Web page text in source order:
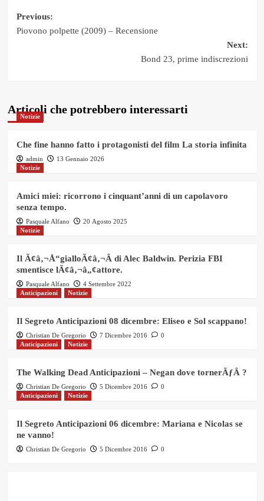
Post
Previous:
Piovono polpette (2009) – Recensione
Next:
Bond 23, prime indiscrezioni
Articoli che potrebbero interessarti
Notizie
Che fine hanno fatto i protagonisti del film La storia infinita
admin
13 Gennaio 2026
Notizie
Amici miei: ricorrono i cinquant’anni di un capolavoro
senza tempo.
Pasquale Alfano
20 Agosto 2025
Notizie
Il Ã¢â‚¬Å“gialloÃ¢â‚¬Â di Alec Baldwin. Perizia FBI
smentisce lÃ¢â‚¬â„¢attore.
Pasquale Alfano
4 Settembre 2022
Anticipazioni
Notizie
Il Segreto Anticipazioni 08 dicembre: Eliseo e Sol scappano!
Christian De Gregorio 7 Dicembre 2016
0
Anticipazioni
Notizie
The Walking Dead Anticipazioni – Negan dove tornerÃƒÂ ?
Christian De Gregorio 5 Dicembre 2016
0
Anticipazioni
Notizie
Il Segreto Anticipazioni 06 dicembre: Mariana e Nicolas se
ne vanno!
Christian De Gregorio 5 Dicembre 2016 0